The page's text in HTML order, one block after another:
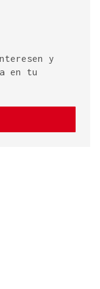
y
en tu